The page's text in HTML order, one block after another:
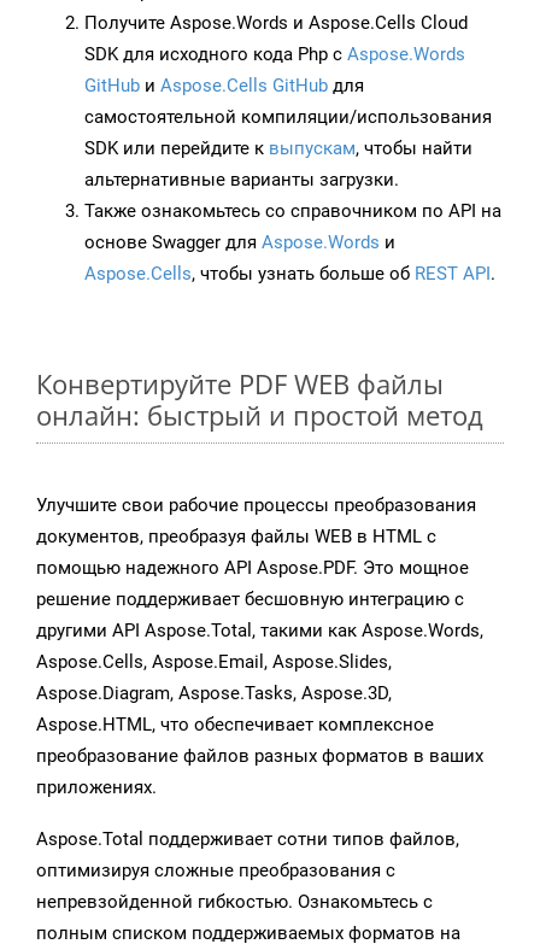
Получите Aspose.Words и Aspose.Cells Cloud
SDK для исходного кода Php с Aspose.Words
GitHub и Aspose.Cells GitHub для
самостоятельной компиляции/использования
SDK или перейдите к выпускам, чтобы найти
альтернативные варианты загрузки.
Также ознакомьтесь со справочником по API на
основе Swagger для Aspose.Words и
Aspose.Cells, чтобы узнать больше об REST API.
Конвертируйте PDF WEB файлы
онлайн: быстрый и простой метод
Улучшите свои рабочие процессы преобразования
документов, преобразуя файлы WEB в HTML с
помощью надежного API Aspose.PDF. Это мощное
решение поддерживает бесшовную интеграцию с
другими API Aspose.Total, такими как Aspose.Words,
Aspose.Cells, Aspose.Email, Aspose.Slides,
Aspose.Diagram, Aspose.Tasks, Aspose.3D,
Aspose.HTML, что обеспечивает комплексное
преобразование файлов разных форматов в ваших
приложениях.
Aspose.Total поддерживает сотни типов файлов,
оптимизируя сложные преобразования с
непревзойденной гибкостью. Ознакомьтесь с
полным списком поддерживаемых форматов на